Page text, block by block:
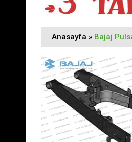
Anasayfa » Bajaj